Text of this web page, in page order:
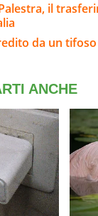
il
da un